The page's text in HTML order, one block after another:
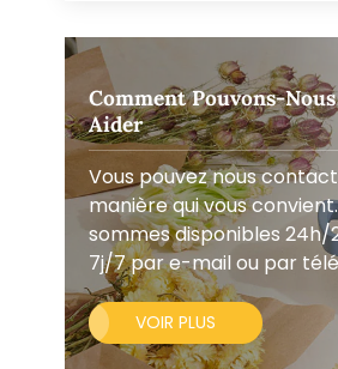
Comment Pouvons-
Aider
Vous pouvez nous
manière qui vous
sommes disponibles 24h/
7j/7 par e-mail ou par
VOIR PLUS